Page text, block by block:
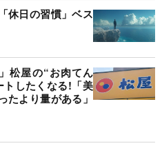
休日の習慣」ベス
松屋の“お肉てん
トしたくなる!「美
たより量がある」